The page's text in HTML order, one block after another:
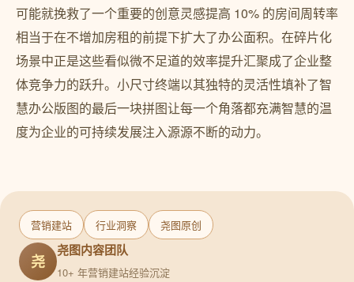
可能就挽救了一个重要的创意灵感提高 10% 的房间周转率
相当于在不增加房租的前提下扩大了办公面积。在碎片化
场景中正是这些看似微不足道的效率提升汇聚成了企业整
体竞争力的跃升。小尺寸终端以其独特的灵活性填补了智
慧办公版图的最后一块拼图让每一个角落都充满智慧的温
度为企业的可持续发展注入源源不断的动力。
营销建站 行业洞察 尧图原创
尧
尧图内容团队
10+ 年营销建站经验沉淀